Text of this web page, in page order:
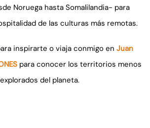
Noruega hasta Somalilandia- para
de las culturas más remotas.
inspirarte o viaja conmigo en Juan
para conocer los territorios menos
explorados del planeta.